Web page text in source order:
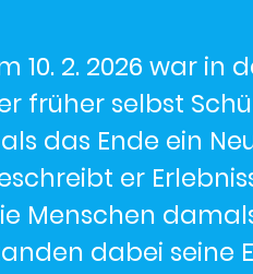
10. 2. 2026 war in
früher selbst
das Ende ein
er
Menschen
dabei seine